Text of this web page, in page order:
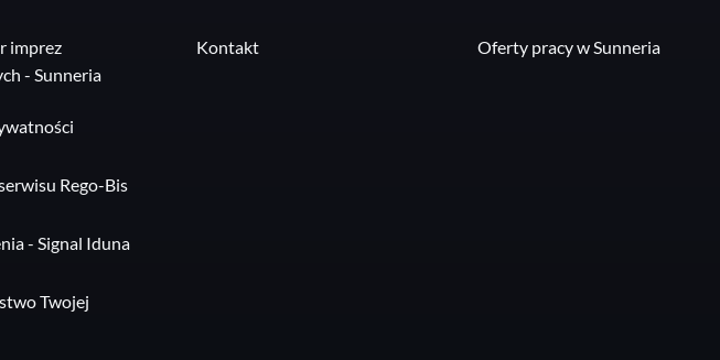
imprez
- Sunneria
Rego-Bis
- Signal Iduna
Twojej
Kontakt Oferty pracy w Sunneria